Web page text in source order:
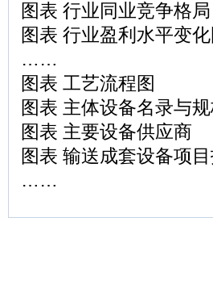
图表 行业同业竞争格局
图表 行业盈利水平变化
……
图表 工艺流程图
图表 主体设备名录与
图表 主要设备供应商
图表 输送成套设备项
……